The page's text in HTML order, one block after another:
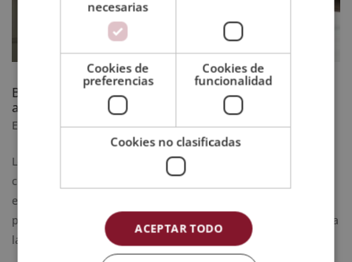
Beneficios de estudiar en línea: la forma inteligente de
avanzar profesionalmente
Ene 5, 2026|Formación
Los beneficios de estudiar en línea van mucho más allá de la
comodidad. No se trata solo de aprender desde casa o de
evitar traslados. Se trata de una nueva forma de crecer
profesionalmente, adaptada al ritmo real de la vida adulta y a
las exigencias del mercado...
necesarias
Cookies de
preferencias
Cookies de
funcionalidad
Cookies no clasificadas
ACEPTAR TODO